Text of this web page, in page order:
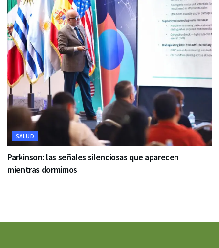
SALUD
Parkinson: las señales silenciosas que aparecen
mientras dormimos